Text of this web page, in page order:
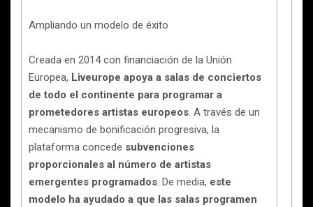
Ampliando un modelo de éxito
Creada en 2014 con financiación de la Unión
Europea, Liveurope apoya a salas de conciertos
de todo el continente para programar a
prometedores artistas europeos. A través de un
mecanismo de bonificación progresiva, la
plataforma concede subvenciones
proporcionales al número de artistas
emergentes programados. De media, este
modelo ha ayudado a que las salas programen